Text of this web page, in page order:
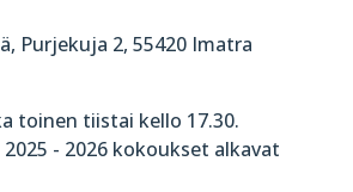
Purjekuja 2, 55420 Imatra
toinen tiistai kello 17.30.
- 2026 kokoukset alkavat